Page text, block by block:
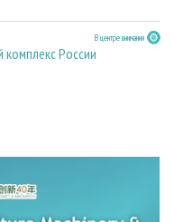
В центре внимания
России